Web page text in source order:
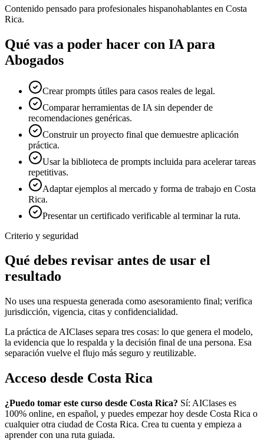
Contenido pensado para profesionales hispanohablantes en Costa
Rica.
Qué vas a poder hacer con IA para
Abogados
Crear prompts útiles para casos reales de legal.
Comparar herramientas de IA sin depender de
recomendaciones genéricas.
Construir un proyecto final que demuestre aplicación
práctica.
Usar la biblioteca de prompts incluida para acelerar tareas
repetitivas.
Adaptar ejemplos al mercado y forma de trabajo en Costa
Rica.
Presentar un certificado verificable al terminar la ruta.
Criterio y seguridad
Qué debes revisar antes de usar el
resultado
No uses una respuesta generada como asesoramiento final; verifica
jurisdicción, vigencia, citas y confidencialidad.
La práctica de AIClases separa tres cosas: lo que genera el modelo,
la evidencia que lo respalda y la decisión final de una persona. Esa
separación vuelve el flujo más seguro y reutilizable.
Acceso desde Costa Rica
¿Puedo tomar este curso desde Costa Rica? Sí: AIClases es
100% online, en español, y puedes empezar hoy desde Costa Rica o
cualquier otra ciudad de Costa Rica. Crea tu cuenta y empieza a
aprender con una ruta guiada.